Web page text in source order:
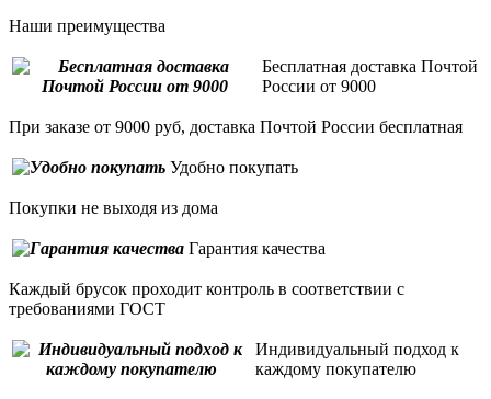
Наши преимущества
Бесплатная доставка Почтой
России от 9000
При заказе от 9000 руб, доставка Почтой России бесплатная
Удобно покупать
Покупки не выходя из дома
Гарантия качества
Каждый брусок проходит контроль в соответствии с
требованиями ГОСТ
Индивидуальный подход к
каждому покупателю